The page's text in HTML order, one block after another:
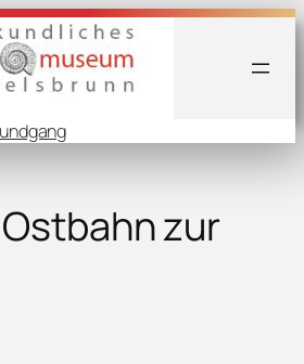
zur